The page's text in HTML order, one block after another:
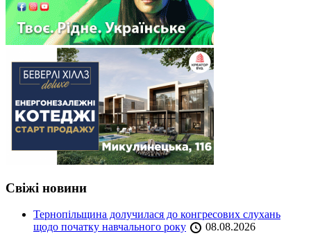
Свіжі новини
Тернопільщина долучилася до конгресових слухань
щодо початку навчального року
08.08.2026